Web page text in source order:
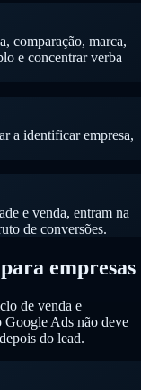
comparação, marca,
e concentrar verba
a identificar empresa,
e venda, entram na
de conversões.
empresas
de venda e
Google Ads não deve
do lead.